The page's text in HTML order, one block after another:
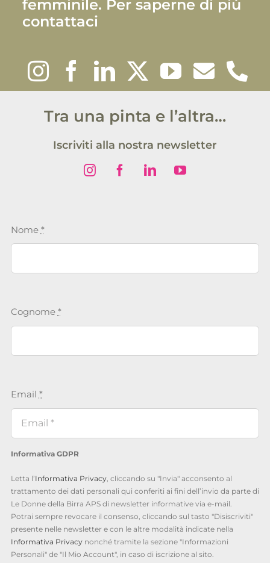
femminile. Per saperne di più
contattaci
Tra una pinta e l’altra…
Iscriviti alla nostra newsletter
Nome *
Cognome *
Email *
Informativa GDPR
Letta l’Informativa Privacy, cliccando su "Invia" acconsento al
trattamento dei dati personali qui conferiti ai fini dell’invio da parte di
Le Donne della Birra APS di newsletter informative via e-mail.
Potrai sempre revocare il consenso, cliccando sul tasto "Disiscriviti"
presente nelle newsletter e con le altre modalità indicate nella
Informativa Privacynonché tramite la sezione "Informazioni
Personali" de "Il Mio Account", in caso di iscrizione al sito.